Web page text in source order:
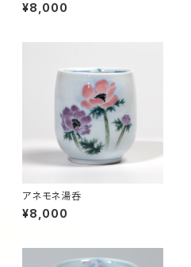
¥8,000
アネモネ湯呑
¥8,000